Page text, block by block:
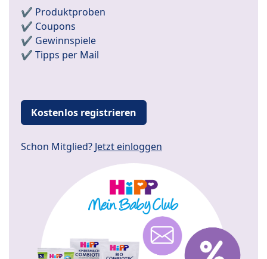
✔️ Produktproben
✔️ Coupons
✔️ Gewinnspiele
✔️ Tipps per Mail
Kostenlos registrieren
Schon Mitglied? Jetzt einloggen